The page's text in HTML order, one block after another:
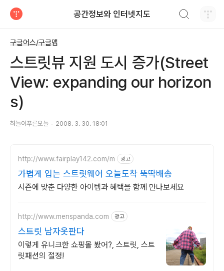
공간정보와 인터넷지도
구글어스/구글맵
스트릿뷰 지원 도시 증가(Street
View: expanding our horizon
s)
하늘이푸른오늘 2008. 3. 30. 18:01
http://www.fairplay142.com/m 광고
가볍게 입는 스트릿웨어 오늘도착 뚝딱배송
시즌에 맞춘 다양한 아이템과 혜택을 함께 만나보세요
http://www.menspanda.com 광고
스트릿 남자옷판다
이렇게 유니크한 쇼핑몰 봤어?, 스트릿, 스트
릿패션의 절정!